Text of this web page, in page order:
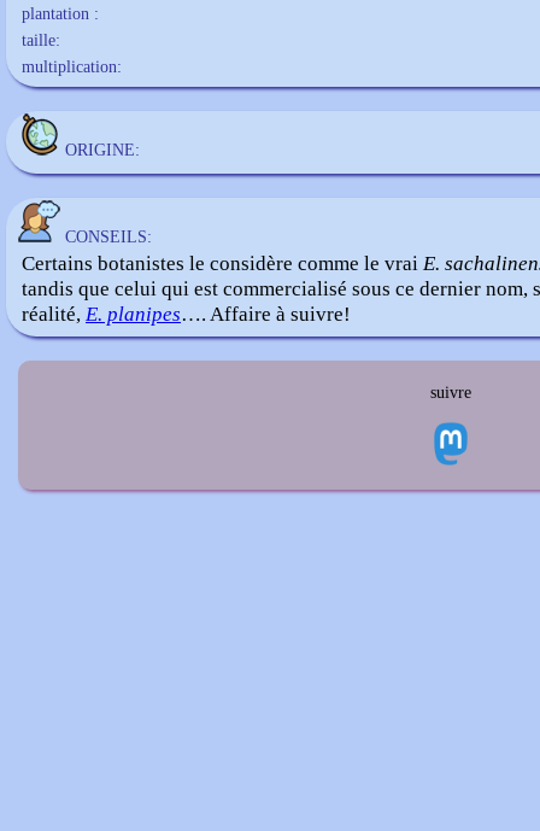
plantation :
taille:
multiplication:
ORIGINE:
CONSEILS:
Certains botanistes le considère comme le vrai E.
tandis que celui qui est commercialisé sous ce dernier nom,
réalité, E. planipes…. Affaire à suivre!
suivre